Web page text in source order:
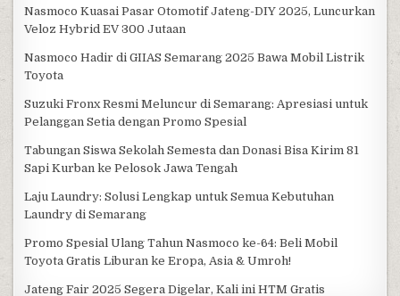
Nasmoco Kuasai Pasar Otomotif Jateng-DIY 2025, Luncurkan
Veloz Hybrid EV 300 Jutaan
Nasmoco Hadir di GIIAS Semarang 2025 Bawa Mobil Listrik
Toyota
Suzuki Fronx Resmi Meluncur di Semarang: Apresiasi untuk
Pelanggan Setia dengan Promo Spesial
Tabungan Siswa Sekolah Semesta dan Donasi Bisa Kirim 81
Sapi Kurban ke Pelosok Jawa Tengah
Laju Laundry: Solusi Lengkap untuk Semua Kebutuhan
Laundry di Semarang
Promo Spesial Ulang Tahun Nasmoco ke-64: Beli Mobil
Toyota Gratis Liburan ke Eropa, Asia & Umroh!
Jateng Fair 2025 Segera Digelar, Kali ini HTM Gratis